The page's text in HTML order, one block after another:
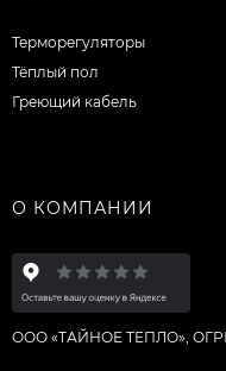
Терморегуляторы
Тёплый пол
Греющий кабель
О КОМПАНИИ
ООО «ТАЙНОЕ ТЕПЛО», ОГРН: